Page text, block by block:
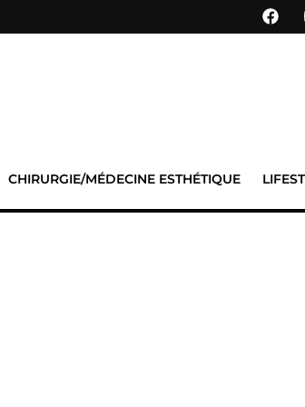
CHIRURGIE/MÉDECINE ESTHÉTIQUE